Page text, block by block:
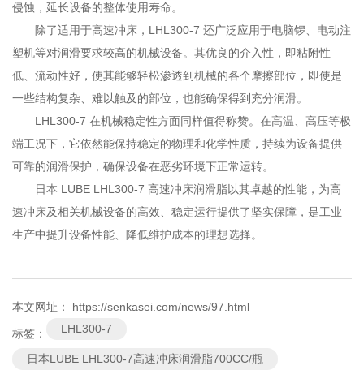
侵蚀，延长设备的整体使用寿命。
除了适用于高速冲床，LHL300-7 还广泛应用于电脑锣、电动注
塑机等对润滑要求较高的机械设备。其优良的介入性，即粘附性
低、流动性好，使其能够轻松渗透到机械的各个摩擦部位，即使是
一些结构复杂、难以触及的部位，也能确保得到充分润滑。
LHL300-7 在机械稳定性方面同样值得称赞。在高温、高压等极
端工况下，它依然能保持稳定的物理和化学性质，持续为设备提供
可靠的润滑保护，确保设备在恶劣环境下正常运转。
日本 LUBE LHL300-7 高速冲床润滑脂以其卓越的性能，为高
速冲床及相关机械设备的高效、稳定运行提供了坚实保障，是工业
生产中提升设备性能、降低维护成本的理想选择。
本文网址： https://senkasei.com/news/97.html
标签： LHL300-7
日本LUBE LHL300-7高速冲床润滑脂700CC/瓶